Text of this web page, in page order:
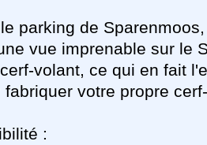
parking de
vue imprenable sur le
volant, ce qui en fait
fabriquer votre propre
: